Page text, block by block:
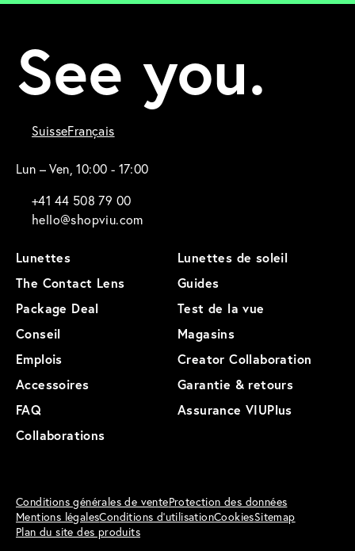
See you.
SuisseFrançais
Lun – Ven, 10:00 - 17:00
+41 44 508 79 00
hello@shopviu.com
Lunettes
Lunettes de soleil
The Contact Lens
Guides
Package Deal
Test de la vue
Conseil
Magasins
Emplois
Creator Collaboration
Accessoires
Garantie & retours
FAQ
Assurance VIUPlus
Collaborations
Conditions générales de venteProtection des données
Mentions légalesConditions d'utilisationCookiesSitemap
Plan du site des produits